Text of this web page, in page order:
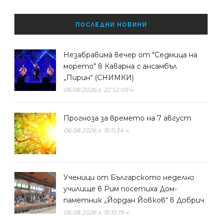
ПОСЛЕДНИ НОВИНИ
Незабравима вечер от "Седмица на
морето" в Каварна с ансамбъл
„Пирин“ (СНИМКИ)
06.08.2026 г. 22:52:09 ч.
Прогноза за времето на 7 август
06.08.2026 г. 15:11:34 ч.
Ученици от Българското неделно
училище в Рим посетиха Дом-
паметник „Йордан Йовков“ в Добрич
06.08.2026 г. 15:10:19 ч.